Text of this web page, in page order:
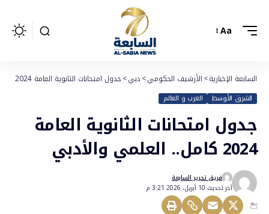
Aa
السابعة الإخبارية>الأرشيف الحكومي>دبي>جدول امتحانات الثانوية العامة 2024 كامل.. العلمي والأدبي
الشرق الأوسط العرب و العالم
جدول امتحانات الثانوية العامة
2024 كامل.. العلمي والأدبي
أخر تحديث 10 أبريل، 2026 3:21 م
فريق تحرير السابعة